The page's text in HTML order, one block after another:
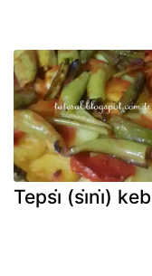
Tepsi̇ (si̇ni̇)